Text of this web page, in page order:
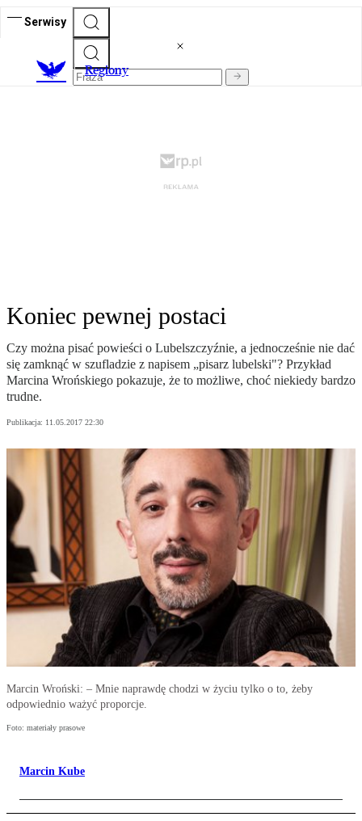
Serwisy
Regiony
Koniec pewnej postaci
Czy można pisać powieści o Lubelszczyźnie, a jednocześnie nie dać
się zamknąć w szufladzie z napisem „pisarz lubelski"? Przykład
Marcina Wrońskiego pokazuje, że to możliwe, choć niekiedy bardzo
trudne.
Publikacja: 11.05.2017 22:30
Marcin Wroński: – Mnie naprawdę chodzi w życiu tylko o to, żeby
odpowiednio ważyć proporcje.
Foto: materiały prasowe
Marcin Kube